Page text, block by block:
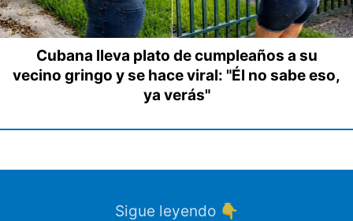
Cubana lleva plato de cumpleaños a su
vecino gringo y se hace viral: "Él no sabe eso,
ya verás"
Sigue leyendo 👇